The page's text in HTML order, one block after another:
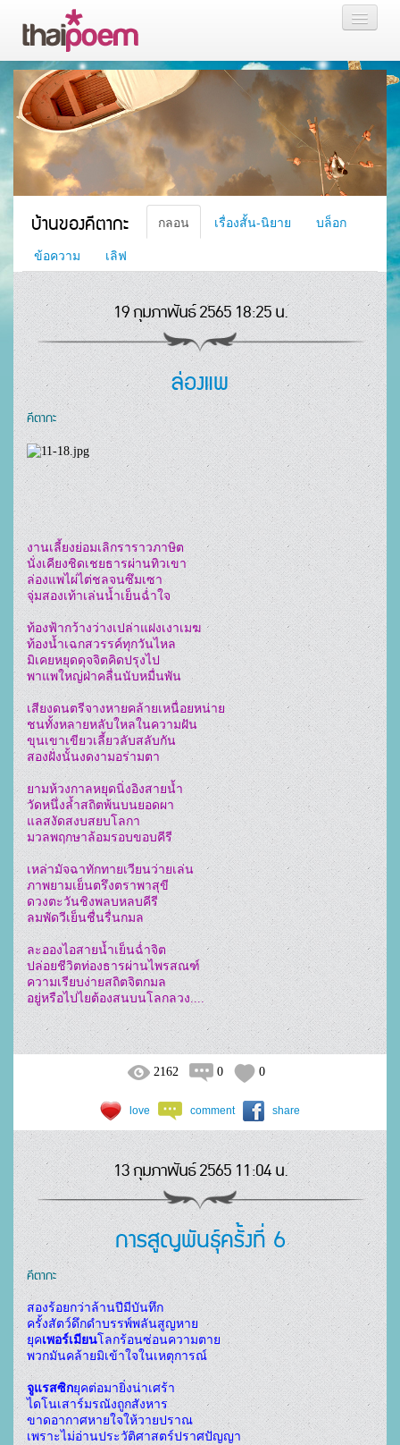
หน้าแรก
กลอน
เรื่องสั้น นิยาย
บล็อก
สมาชิก
หน้าส่วนตัว
บ้านของคีตากะ กลอน เรื่องสั้น-นิยาย
บล็อก
ข้อความ
เลิฟ
19 กุมภาพันธ์ 2565 18:25 น.
ล่องแพ
คีตากะ
งานเลี้ยงย่อมเลิกราราวภาษิต
นั่งเคียงชิดเชยธารผ่านทิวเขา
ล่องแพไผ่ไต่ชลจนซึมเซา
จุ่มสองเท้าเล่นน้ำเย็นฉ่ำใจ
ท้องฟ้ากว้างว่างเปล่าแฝงเงาเมฆ
ท้องน้ำเฉกสวรรค์ทุกวันไหล
มิเคยหยุดดุจจิตคิดปรุงไป
พาแพใหญ่ฝ่าคลื่นนับหมื่นพัน
เสียงดนตรีจางหายคล้ายเหนื่อยหน่าย
ชนทั้งหลายหลับใหลในความฝัน
ขุนเขาเขียวเลี้ยวลับสลับกัน
สองฝั่งนั้นงดงามอร่ามตา
ยามห้วงกาลหยุดนิ่งอิงสายน้ำ
วัดหนึ่งล้ำสถิตพ้นบนยอดผา
แลสงัดสงบสยบโลกา
มวลพฤกษาล้อมรอบขอบคีรี
เหล่ามัจฉาทักทายเวียนว่ายเล่น
ภาพยามเย็นตรึงตราพาสุขี
ดวงตะวันชิงพลบหลบคีรี
ลมพัดวีเย็นชื่นรื่นกมล
ละอองไอสายน้ำเย็นฉ่ำจิต
ปล่อยชีวิตท่องธารผ่านไพรสณฑ์
ความเรียบง่ายสถิตจิตกมล
อยู่หรือไปไยต้องสนบนโลกลวง....
2162 0 0
love comment share
13 กุมภาพันธ์ 2565 11:04 น.
การสูญพันธุ์ครั้งที่ 6
คีตากะ
สองร้อยกว่าล้านปีมีบันทึก
ครั้งสัตว์ดึกดำบรรพ์พลันสูญหาย
ยุคเพอร์เมียนโลกร้อนซ่อนความตาย
พวกมันคล้ายมิเข้าใจในเหตุการณ์
จูแรสซิกยุคต่อมายิ่งน่าเศร้า
ไดโนเสาร์มรณังถูกสังหาร
ขาดอากาศหายใจให้วายปราณ
เพราะไม่อ่านประวัติศาสตร์ปราศปัญญา